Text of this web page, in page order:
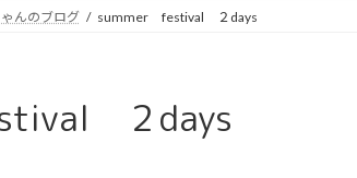
んのブログ summer festival ２days
２days